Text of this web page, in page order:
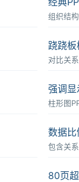
组织结
跷跷
对比关
强调
柱形图
数据比
包含关
80页